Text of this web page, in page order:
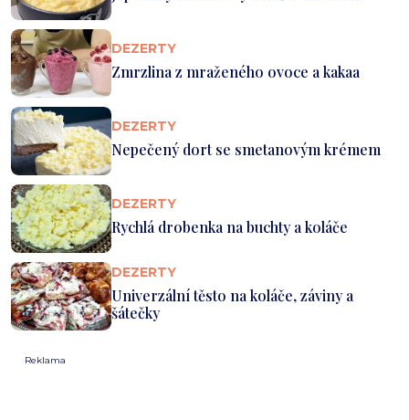
DEZERTY
Zmrzlina z mraženého ovoce a kakaa
DEZERTY
Nepečený dort se smetanovým krémem
DEZERTY
Rychlá drobenka na buchty a koláče
DEZERTY
Univerzální těsto na koláče, záviny a
šátečky
Reklama